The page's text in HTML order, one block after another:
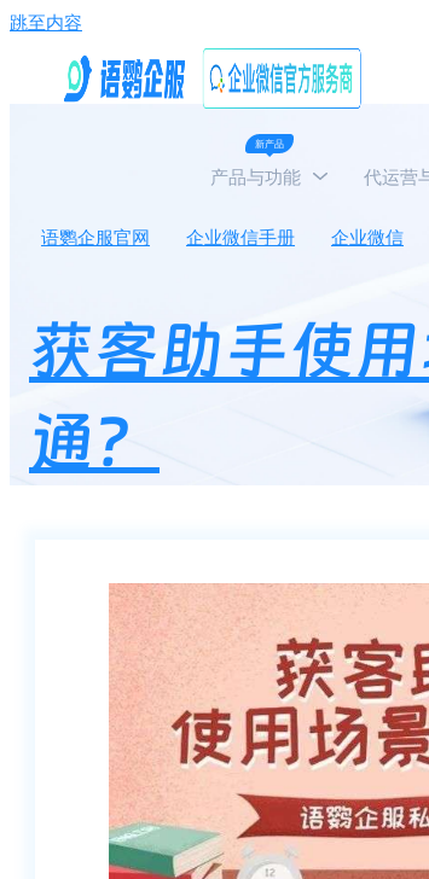
跳至内容
新产品
产品与功能 代运营
语鹦企服官网 企业微信手册 企业微信
获客助手使
通？